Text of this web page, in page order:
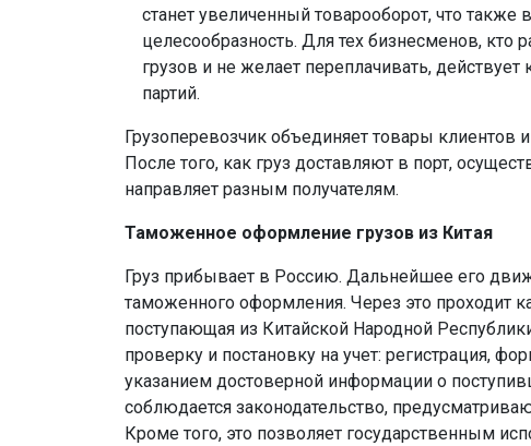
станет увеличенный товарооборот, что также
целесообразность. Для тех бизнесменов, кто
грузов и не желает переплачивать,
партий.
Грузоперевозчик объединяет товары клиентов
После того, как груз доставляют в порт,
направляет разным получателям.
Таможенное оформление грузов из Китая
Груз прибывает в Россию. Дальнейшее его
таможенного оформления. Через это проходит
поступающая из Китайской Народной
проверку и постановку на учет: регистрация,
указанием достоверной информации о
соблюдается законодательство,
Кроме того, это позволяет государственным